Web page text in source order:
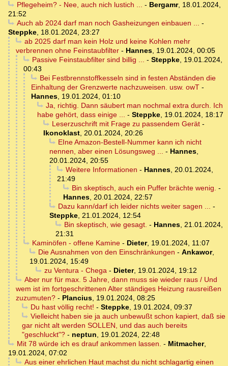
Pflegeheim? - Nee, auch nich lustich ... - Bergamr, 18.01.2024,
21:52
Auch ab 2024 darf man noch Gasheizungen einbauen ... -
Steppke, 18.01.2024, 23:27
ab 2025 darf man kein Holz und keine Kohlen mehr
verbrennen ohne Feinstaubfilter - Hannes, 19.01.2024, 00:05
Passive Feinstaubfilter sind billig ... - Steppke, 19.01.2024,
00:43
Bei Festbrennstoffkesseln sind in festen Abständen die
Einhaltung der Grenzwerte nachzuweisen. usw. owT -
Hannes, 19.01.2024, 01:10
Ja, richtig. Dann säubert man nochmal extra durch. Ich
habe gehört, dass einige ... - Steppke, 19.01.2024, 18:17
Leserzuschrift mit Frage zu passendem Gerät-
Ikonoklast, 20.01.2024, 20:26
EIne Amazon-Bestell-Nummer kann ich nicht
nennen, aber einen Lösungsweg ... - Hannes,
20.01.2024, 20:55
Weitere Informationen - Hannes, 20.01.2024,
21:49
Bin skeptisch, auch ein Puffer brächte wenig. -
Hannes, 20.01.2024, 22:57
Dazu kann/darf ich leider nichts weiter sagen ... -
Steppke, 21.01.2024, 12:54
Bin skeptisch, wie gesagt. - Hannes, 21.01.2024,
21:31
Kaminöfen - offene Kamine- Dieter, 19.01.2024, 11:07
Die Ausnahmen von den Einschränkungen - Ankawor,
19.01.2024, 15:49
zu Ventura - Chega- Dieter, 19.01.2024, 19:12
Aber nur für max. 5 Jahre, dann muss sie wieder raus / Und
wem ist im fortgeschrittenen Alter ständiges Heizung rausreißen
zuzumuten? - Plancius, 19.01.2024, 08:25
Du hast völlig recht! - Steppke, 19.01.2024, 09:37
Vielleicht haben sie ja auch unbewußt schon kapiert, daß sie
gar nicht alt werden SOLLEN, und das auch bereits
"geschluckt"? - neptun, 19.01.2024, 22:48
Mit 78 würde ich es drauf ankommen lassen. - Mitmacher,
19.01.2024, 07:02
Aus einer ehrlichen Haut machst du nicht schlagartig einen